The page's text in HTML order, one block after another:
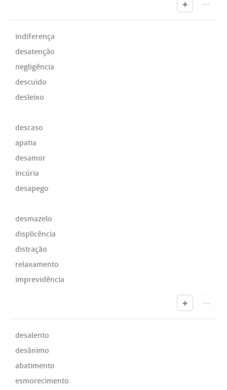
indiferença
desatenção
negligência
descuido
desleixo
descaso
apatia
desamor
incúria
desapego
desmazelo
displicência
distração
relaxamento
imprevidência
desalento
desânimo
abatimento
esmorecimento